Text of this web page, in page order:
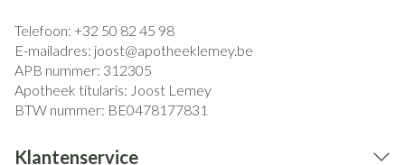
Telefoon: +32 50 82 45 98
E-mailadres: joost@apotheeklemey.be
APB nummer: 312305
Apotheek titularis: Joost Lemey
BTW nummer: BE0478177831
Klantenservice